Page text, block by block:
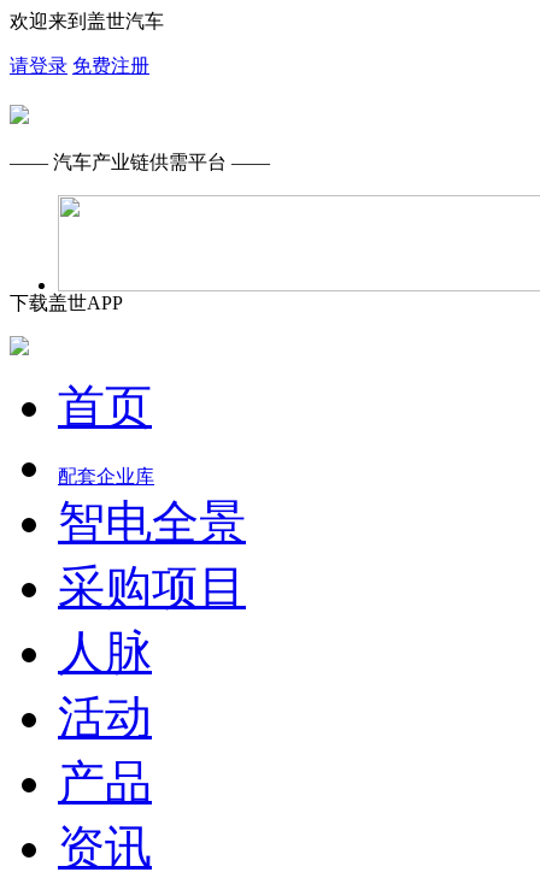
欢迎来到盖世汽车
请登录 免费注册
—— 汽车产业链供需平台 ——
下载盖世APP
首页
配套企业库
智电全景
采购项目
人脉
活动
产品
资讯